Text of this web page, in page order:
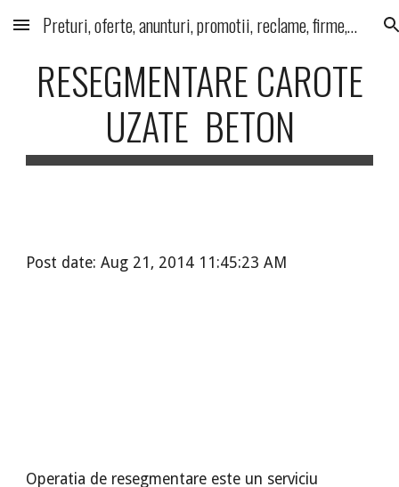
Skip to main content Skip to navigation
Preturi, oferte, anunturi, promotii, reclame, firme, produse, servicii
RESEGMENTARE CAROTE
UZATE BETON
Post date: Aug 21, 2014 11:45:23 AM
Operatia de resegmentare este un serviciu